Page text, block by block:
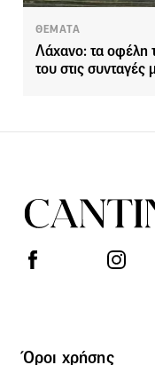
ΘΕΜΑΤΑ
Λάχανο: τα οφέλη
του στις συνταγές
Όροι χρήσης